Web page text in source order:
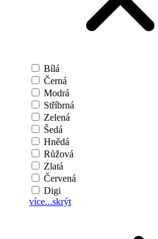
Bílá
Černá
Modrá
Stříbrná
Zelená
Šedá
Hnědá
Růžová
Zlatá
Červená
Digi
více...skrýt